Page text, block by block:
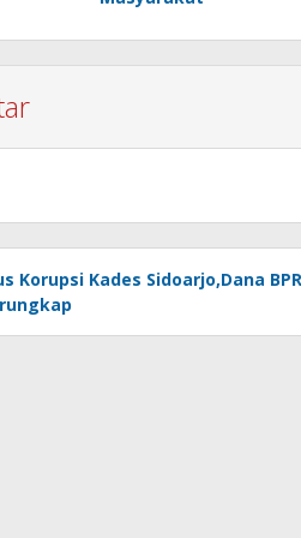
Korupsi Kades Sidoarjo,Dana